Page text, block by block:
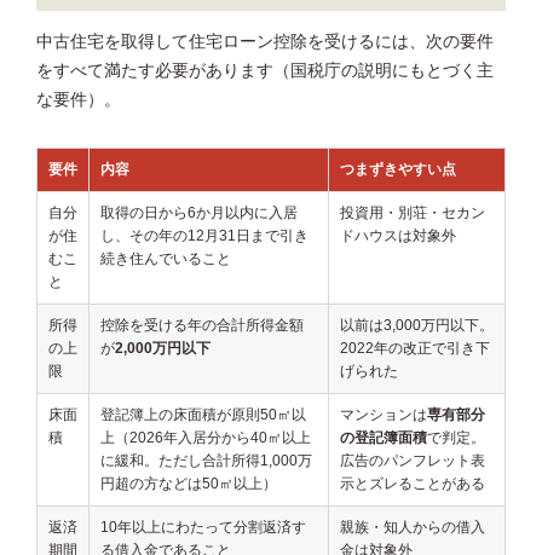
中古住宅を取得して住宅ローン控除を受けるには、次の要件
をすべて満たす必要があります（国税庁の説明にもとづく主
な要件）。
要件 内容 つまずきやすい点
自分
が住
むこ
と
取得の日から6か月以内に入居
し、その年の12月31日まで引き
続き住んでいること
投資用・別荘・セカン
ドハウスは対象外
所得
の上
限
控除を受ける年の合計所得金額
が2,000万円以下
以前は3,000万円以下。
2022年の改正で引き下
げられた
床面
積
登記簿上の床面積が原則50㎡以
上（2026年入居分から40㎡以上
に緩和。ただし合計所得1,000万
円超の方などは50㎡以上）
マンションは専有部分
の登記簿面積で判定。
広告のパンフレット表
示とズレることがある
返済
期間
10年以上にわたって分割返済す
る借入金であること
親族・知人からの借入
金は対象外